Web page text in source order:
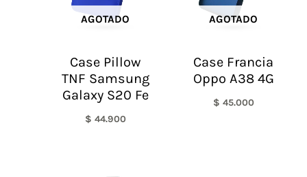
AGOTADO
Case Pillow
TNF Samsung
Galaxy S20 Fe
$ 44.900
AGOTADO
Case Francia
Oppo A38 4G
$ 45.000